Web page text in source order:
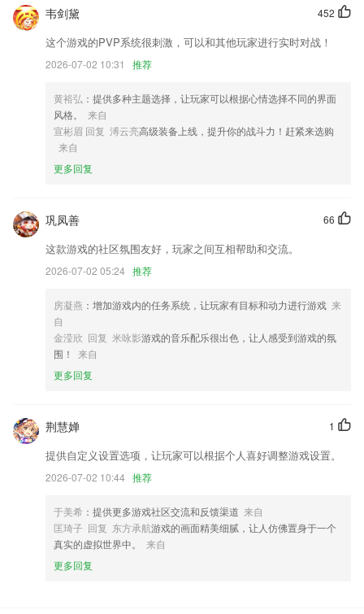
修复优化已知bug。
优化预订流程细节，修复bug
所有接口请求方式修改为https
定时发送支持时区换算，您可以直接选择收件人的时区设置时间，换算为
对应的本地时间
新功能开放
联系我们
优化修改。
452
韦剑黛
这个游戏的PVP系统很刺激，可以和其他玩家进行实时对战！
2026-07-02 10:31 推荐
黄裕弘 ：提供多种主题选择，让玩家可以根据心情选择不同的界面
风格。
来自
宣彬眉 回复 溥云亮高级装备上线，提升你的战斗力！赶紧来选购
来自
更多回复
66
巩凤善
这款游戏的社区氛围友好，玩家之间互相帮助和交流。
2026-07-02 05:24 推荐
房凝燕 ：增加游戏内的任务系统，让玩家有目标和动力进行游戏 来
自
金滢欣 回复 米咏影游戏的音乐配乐很出色，让人感受到游戏的氛
围！
来自
更多回复
1
荆慧婵
提供自定义设置选项，让玩家可以根据个人喜好调整游戏设置。
2026-07-02 10:44 推荐
于美希 ：提供更多游戏社区交流和反馈渠道 来自
匡琦子 回复 东方承航游戏的画面精美细腻，让人仿佛置身于一个
真实的虚拟世界中。
来自
更多回复